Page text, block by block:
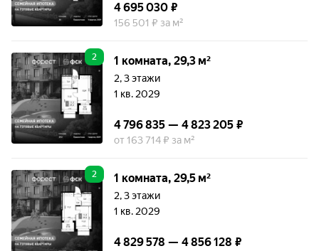
4 695 030 ₽
156 501 ₽ за м²
2 1 комната, 29,3 м²
2, 3 этажи
1 кв. 2029
4 796 835 — 4 823 205 ₽
от 163 714 ₽ за м²
2 1 комната, 29,5 м²
2, 3 этажи
1 кв. 2029
4 829 578 — 4 856 128 ₽